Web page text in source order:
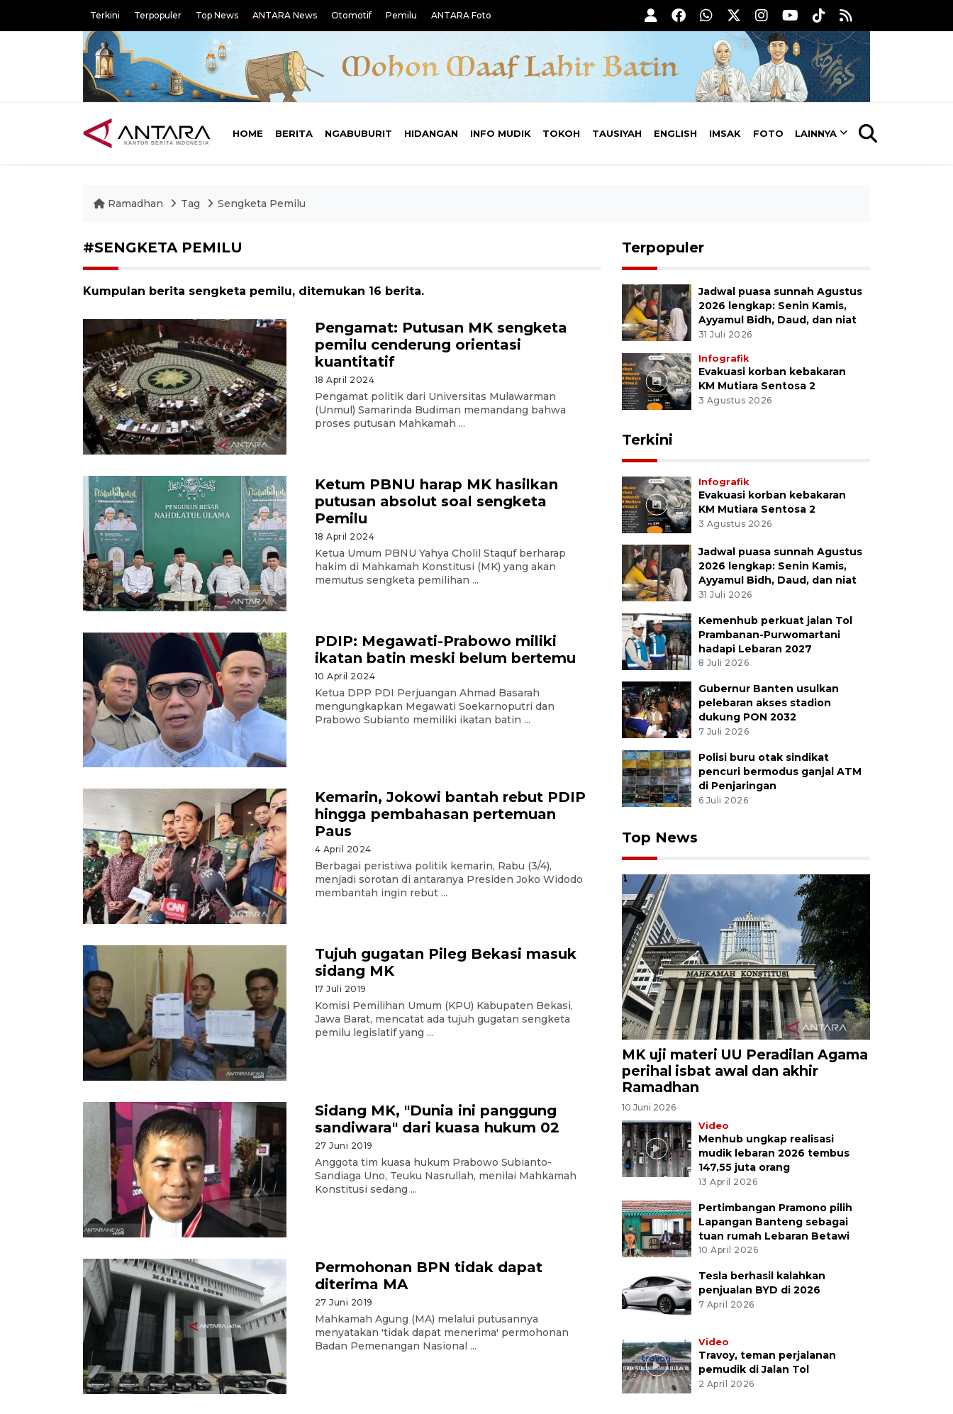
Terkini Terpopuler Top News ANTARA News Otomotif Pemilu ANTARA Foto
HOME BERITA NGABUBURIT HIDANGAN INFO MUDIK TOKOH TAUSIYAH ENGLISH IMSAK FOTO LAINNYA
Ramadhan Tag Sengketa Pemilu
#SENGKETA PEMILU
Kumpulan berita sengketa pemilu, ditemukan 16 berita.
Pengamat: Putusan MK sengketa
pemilu cenderung orientasi
kuantitatif
18 April 2024
Pengamat politik dari Universitas Mulawarman
(Unmul) Samarinda Budiman memandang bahwa
proses putusan Mahkamah ...
Ketum PBNU harap MK hasilkan
putusan absolut soal sengketa
Pemilu
18 April 2024
Ketua Umum PBNU Yahya Cholil Staquf berharap
hakim di Mahkamah Konstitusi (MK) yang akan
memutus sengketa pemilihan ...
PDIP: Megawati-Prabowo miliki
ikatan batin meski belum bertemu
10 April 2024
Ketua DPP PDI Perjuangan Ahmad Basarah
mengungkapkan Megawati Soekarnoputri dan
Prabowo Subianto memiliki ikatan batin ...
Kemarin, Jokowi bantah rebut PDIP
hingga pembahasan pertemuan
Paus
4 April 2024
Berbagai peristiwa politik kemarin, Rabu (3/4),
menjadi sorotan di antaranya Presiden Joko Widodo
membantah ingin rebut ...
Tujuh gugatan Pileg Bekasi masuk
sidang MK
17 Juli 2019
Komisi Pemilihan Umum (KPU) Kabupaten Bekasi,
Jawa Barat, mencatat ada tujuh gugatan sengketa
pemilu legislatif yang ...
Sidang MK, "Dunia ini panggung
sandiwara" dari kuasa hukum 02
27 Juni 2019
Anggota tim kuasa hukum Prabowo Subianto-
Sandiaga Uno, Teuku Nasrullah, menilai Mahkamah
Konstitusi sedang ...
Permohonan BPN tidak dapat
diterima MA
27 Juni 2019
Mahkamah Agung (MA) melalui putusannya
menyatakan 'tidak dapat menerima' permohonan
Badan Pemenangan Nasional ...
Terpopuler
Jadwal puasa sunnah Agustus
2026 lengkap: Senin Kamis,
Ayyamul Bidh, Daud, dan niat
31 Juli 2026
Infografik
Evakuasi korban kebakaran
KM Mutiara Sentosa 2
3 Agustus 2026
Terkini
Infografik
Evakuasi korban kebakaran
KM Mutiara Sentosa 2
3 Agustus 2026
Jadwal puasa sunnah Agustus
2026 lengkap: Senin Kamis,
Ayyamul Bidh, Daud, dan niat
31 Juli 2026
Kemenhub perkuat jalan Tol
Prambanan-Purwomartani
hadapi Lebaran 2027
8 Juli 2026
Gubernur Banten usulkan
pelebaran akses stadion
dukung PON 2032
7 Juli 2026
Polisi buru otak sindikat
pencuri bermodus ganjal ATM
di Penjaringan
6 Juli 2026
Top News
MK uji materi UU Peradilan Agama
perihal isbat awal dan akhir
Ramadhan
10 Juni 2026
Video
Menhub ungkap realisasi
mudik lebaran 2026 tembus
147,55 juta orang
13 April 2026
Pertimbangan Pramono pilih
Lapangan Banteng sebagai
tuan rumah Lebaran Betawi
10 April 2026
Tesla berhasil kalahkan
penjualan BYD di 2026
7 April 2026
Video
Travoy, teman perjalanan
pemudik di Jalan Tol
2 April 2026